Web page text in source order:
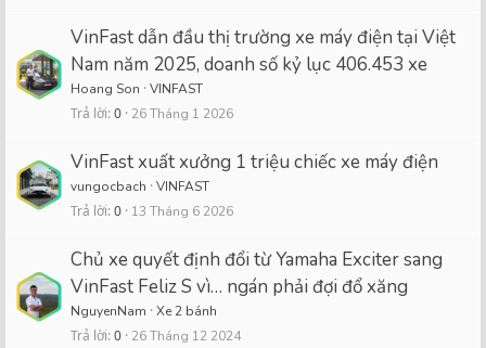
VinFast dẫn đầu thị trường xe máy điện tại Việt
Nam năm 2025, doanh số kỷ lục 406.453 xe
Hoang Son VINFAST
Trả lời 0 26 Tháng 1 2026
VinFast xuất xưởng 1 triệu chiếc xe máy điện
vungocbach VINFAST
Trả lời 0 13 Tháng 6 2026
Chủ xe quyết định đổi từ Yamaha Exciter sang
VinFast Feliz S vì… ngán phải đợi đổ xăng
NguyenNam Xe 2 bánh
Trả lời 0 26 Tháng 12 2024